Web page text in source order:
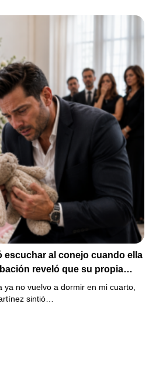
escuchar al conejo cuando ella
reveló que su propia
su enfermedad
no vuelvo a dormir en mi cuarto,
sintió…